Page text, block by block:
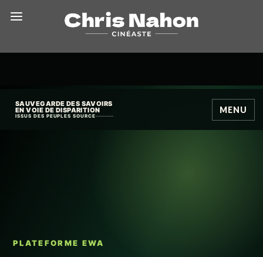
SAUVEGARDE DES SAVOIRS
EN VOIE DE DISPARITION
ISSUS DES PEUPLES SOURCE
MENU
PLATEFORME EWA